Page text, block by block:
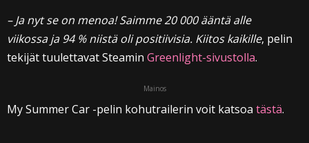
– Ja nyt se on menoa! Saimme 20 000 ääntä alle
viikossa ja 94 % niistä oli positiivisia. Kiitos kaikille, pelin
tekijät tuulettavat Steamin Greenlight-sivustolla.
Mainos
My Summer Car -pelin kohutrailerin voit katsoa tästä.